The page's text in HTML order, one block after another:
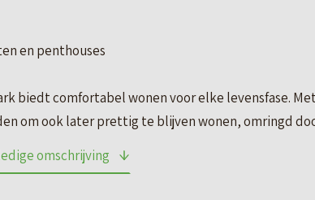
en penthouses
biedt comfortabel wonen voor elke levensfase.
om ook later prettig te blijven wonen, omringd
omschrijving